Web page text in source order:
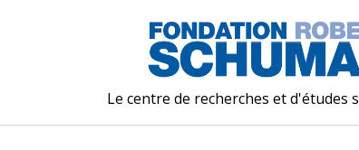
Le centre de recherches et d'études